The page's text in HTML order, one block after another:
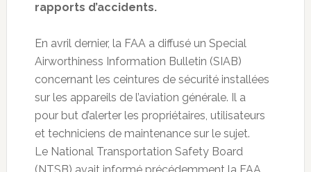
rapports d’accidents.
En avril dernier, la FAA a diffusé un Special
Airworthiness Information Bulletin (SIAB)
concernant les ceintures de sécurité installées
sur les appareils de l’aviation générale. Il a
pour but d’alerter les propriétaires, utilisateurs
et techniciens de maintenance sur le sujet.
Le National Transportation Safety Board